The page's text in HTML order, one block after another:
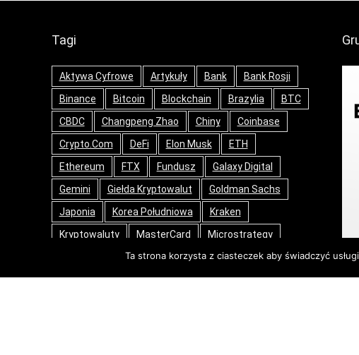
Tagi
Aktywa Cyfrowe Artykuły Bank
Bank Rosji
Binance
Bitcoin Blockchain Brazylia
BTC
CBDC
Changpeng Zhao Chiny
Coinbase
Crypto.com
DeFi Elon Musk
ETH
Ethereum
FTX Fundusz
Galaxy Digital
Gemini
Giełda Kryptowalut
Goldman Sachs
Japonia
Korea Południowa
Kraken
Kryptowaluty
MasterCard
Microstrategy
Nowinki Opinie PayPal
Ripple
Rosja
SEC Stablecoin
Stany Zjednoczone
Ta strona korzysta z ciasteczek aby świadczyć